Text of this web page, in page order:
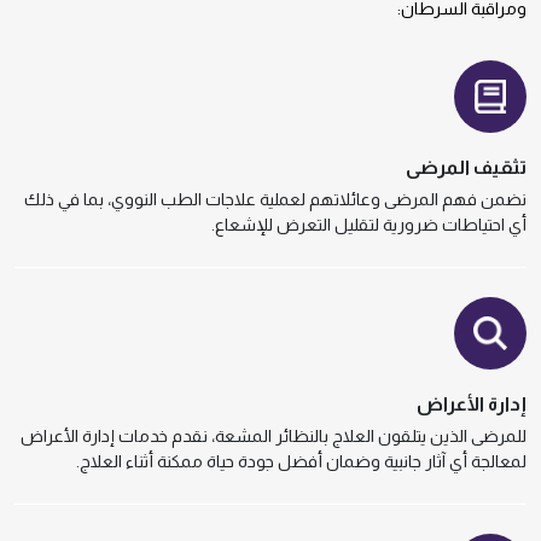
ومراقبة السرطان:
تثقيف المرضى
نضمن فهم المرضى وعائلاتهم لعملية علاجات الطب النووي، بما في ذلك
أي احتياطات ضرورية لتقليل التعرض للإشعاع.
إدارة الأعراض
للمرضى الذين يتلقون العلاج بالنظائر المشعة، نقدم خدمات إدارة الأعراض
لمعالجة أي آثار جانبية وضمان أفضل جودة حياة ممكنة أثناء العلاج.